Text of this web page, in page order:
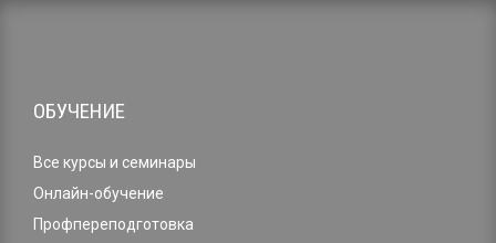
ОБУЧЕНИЕ
Все курсы и семинары
Онлайн-обучение
Профпереподготовка